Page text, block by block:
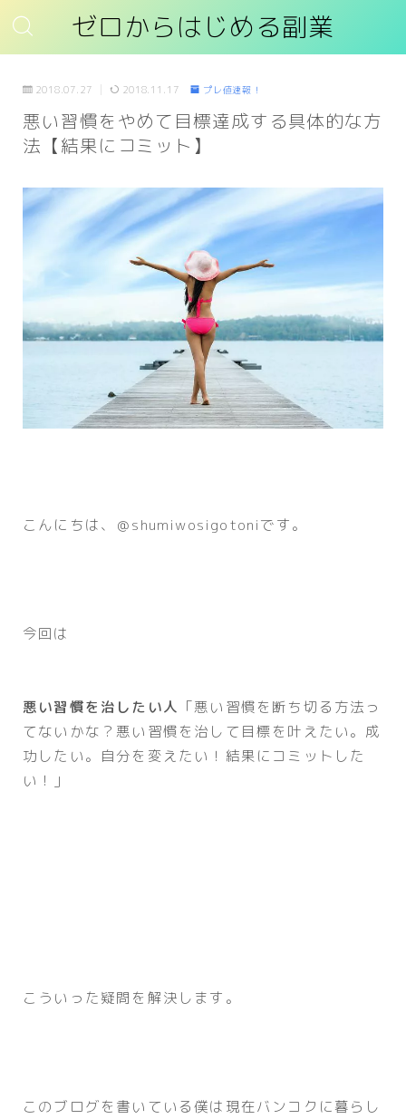
ゼロからはじめる副業
2018.07.27 2018.11.17 プレ値速報！
悪い習慣をやめて目標達成する具体的な方
法【結果にコミット】
こんにちは、＠shumiwosigotoniです。
今回は
悪い習慣を治したい人 「悪い習慣を断ち切る方法っ
てないかな？悪い習慣を治して目標を叶えたい。成
功したい。自分を変えたい！結果にコミットした
い！」
こういった疑問を解決します。
このブログを書いている僕は現在バンコクに暮らし